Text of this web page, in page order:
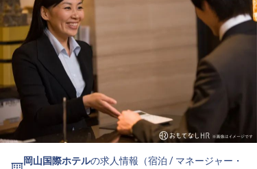
就職・転職 合同説明会
おもてなしHRについて
ご利用の流れ
よくある質問
ホテル・宿泊業界情報コラム
岡山国際ホテルの求人情報（宿泊 / マネージャー・